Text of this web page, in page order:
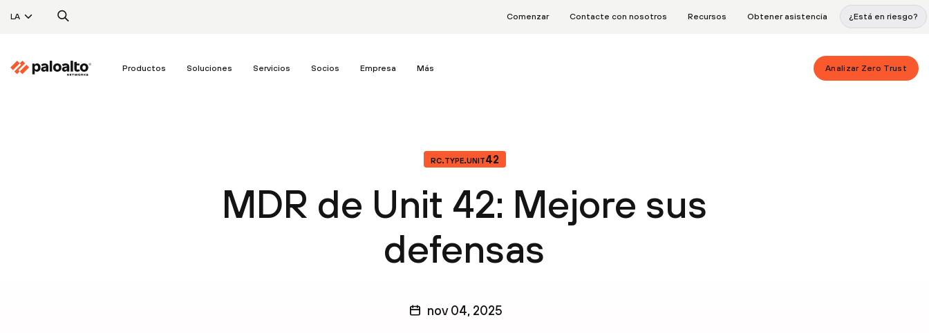
LA Comenzar Contacte con nosotros Recursos Obtener asistencia ¿Está en riesgo?
Productos Soluciones Servicios Socios Empresa Más Analizar Zero Trust
rc.type.unit42
MDR de Unit 42: Mejore sus
defensas
nov 04, 2025